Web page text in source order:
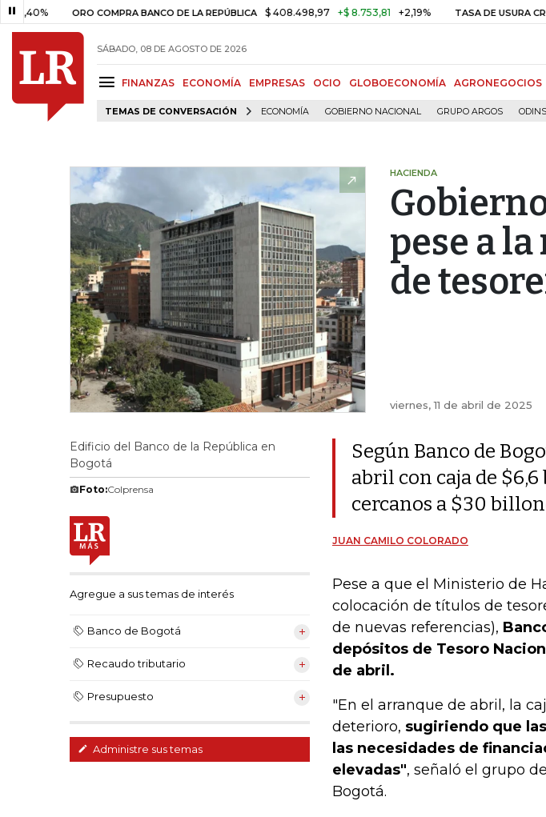
ORO COMPRA BANCO DE LA REPÚBLICA $ 408.498,97 +$ 8.753,81 +2,19% TASA DE USURA CRÉDITO
SÁBADO, 08 DE AGOSTO DE 2026
FINANZAS ECONOMÍA EMPRESAS OCIO GLOBOECONOMÍA AGRONEGOCIOS
TEMAS DE CONVERSACIÓN ECONOMÍA GOBIERNO NACIONAL GRUPO ARGOS
HACIENDA
pese a
de
viernes, 11 de abril de 2025
Edificio del Banco de la República en
Bogotá
Foto:Colprensa
Agregue a sus temas de interés
Banco de Bogotá
Recaudo tributario
Presupuesto
Administre sus temas
Según Banco de
abril con caja de
cercanos a $30
JUAN CAMILO COLORADO
Pese a que el Ministerio de
colocación de títulos de
de nuevas referencias),
depósitos de Tesoro
de abril.
"En el arranque de abril, la
deterioro, sugiriendo que
las necesidades de
elevadas", señaló el grupo
Bogotá.